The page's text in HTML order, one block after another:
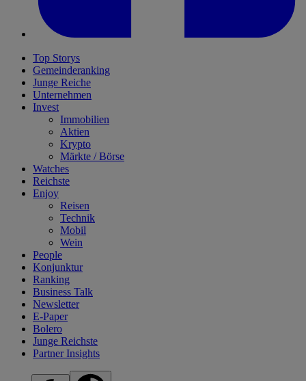
Top Storys
Gemeinderanking
Junge Reiche
Unternehmen
Invest
Immobilien
Aktien
Krypto
Märkte / Börse
Watches
Reichste
Enjoy
Reisen
Technik
Mobil
Wein
People
Konjunktur
Ranking
Business Talk
Newsletter
E-Paper
Bolero
Junge Reichste
Partner Insights